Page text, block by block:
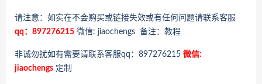
请注意：如实在不会购买或链接失效或有任何问题请联系客服
qq：897276215 微信: jiaochengs 备注：教程
非诚勿扰如有需要请联系客服qq：897276215 微信:
jiaochengs 定制